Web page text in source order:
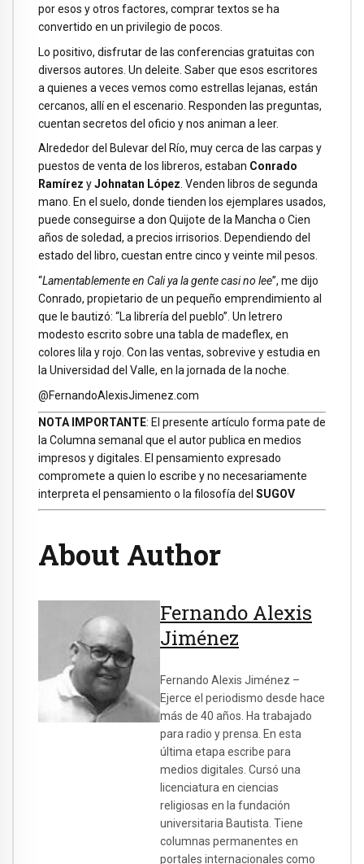
por esos y otros factores, comprar textos se ha
convertido en un privilegio de pocos.
Lo positivo, disfrutar de las conferencias gratuitas con
diversos autores. Un deleite. Saber que esos escritores
a quienes a veces vemos como estrellas lejanas, están
cercanos, allí en el escenario. Responden las preguntas,
cuentan secretos del oficio y nos animan a leer.
Alrededor del Bulevar del Río, muy cerca de las carpas y
puestos de venta de los libreros, estaban Conrado
Ramírez yJohnatan López. Venden libros de segunda
mano. En el suelo, donde tienden los ejemplares usados,
puede conseguirse a don Quijote de la Mancha o Cien
años de soledad, a precios irrisorios. Dependiendo del
estado del libro, cuestan entre cinco y veinte mil pesos.
“Lamentablemente en Cali ya la gente casi no lee”, me dijo
Conrado, propietario de un pequeño emprendimiento al
que le bautizó: “La librería del pueblo”. Un letrero
modesto escrito sobre una tabla de madeflex, en
colores lila y rojo. Con las ventas, sobrevive y estudia en
la Universidad del Valle, en la jornada de la noche.
@FernandoAlexisJimenez.com
NOTA IMPORTANTE: El presente artículo forma pate de
la Columna semanal que el autor publica en medios
impresos y digitales. El pensamiento expresado
compromete a quien lo escribe y no necesariamente
interpreta el pensamiento o la filosofía del SUGOV
About Author
Fernando Alexis
Jiménez
Fernando Alexis Jiménez –
Ejerce el periodismo desde hace
más de 40 años. Ha trabajado
para radio y prensa. En esta
última etapa escribe para
medios digitales. Cursó una
licenciatura en ciencias
religiosas en la fundación
universitaria Bautista. Tiene
columnas permanentes en
portales internacionales como